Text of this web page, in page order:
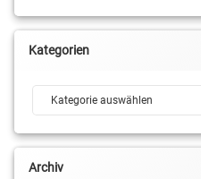
Kategorien
Kategorien
Archiv